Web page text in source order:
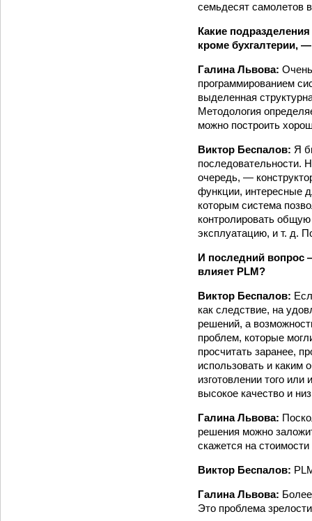
семьдесят самолетов
Какие
кроме бухгалтерии,
Галина Львова:
программированием
выделенная
Методология
можно построить
Виктор Беспалов: Я
последовательности.
очередь, —
функции, интересные
которым система
контролировать
эксплуатацию, и т. д.
И последний вопрос
влияет PLM?
Виктор Беспалов:
как следствие, на
решений, а
проблем, которые
просчитать заранее,
использовать и каким
изготовлении того
высокое качество и
Галина Львова:
решения можно
скажется на
Виктор Беспалов:
Галина Львова:
Это проблема